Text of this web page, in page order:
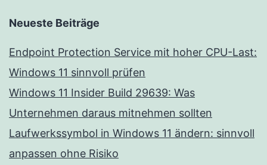
Neueste Beiträge
Endpoint Protection Service mit hoher CPU-Last:
Windows 11 sinnvoll prüfen
Windows 11 Insider Build 29639: Was
Unternehmen daraus mitnehmen sollten
Laufwerkssymbol in Windows 11 ändern: sinnvoll
anpassen ohne Risiko